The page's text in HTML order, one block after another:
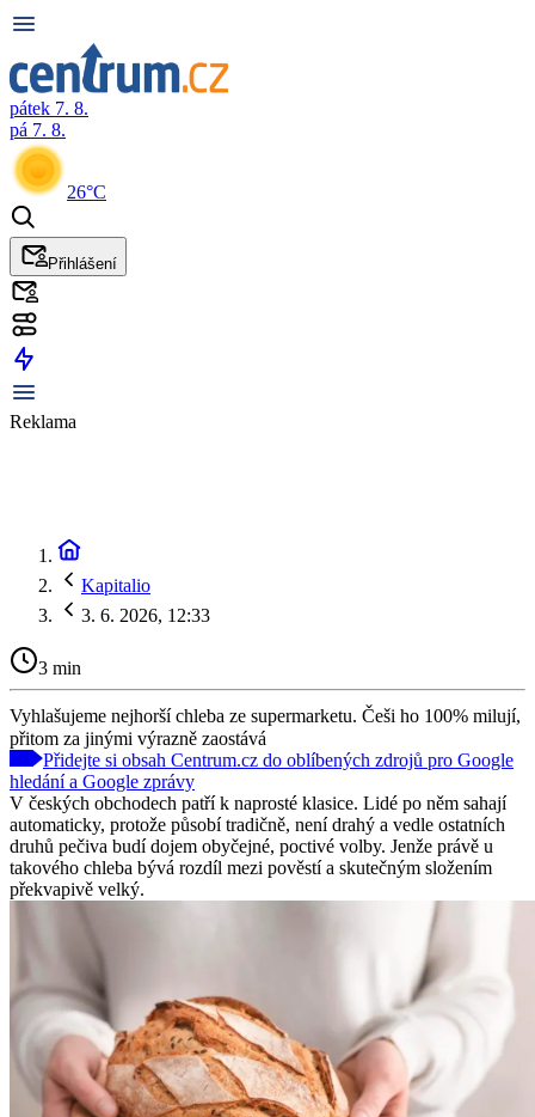
pátek 7. 8.
pá 7. 8.
26°C
Přihlášení
Reklama
Kapitalio
3. 6. 2026, 12:33
3 min
Vyhlašujeme nejhorší chleba ze supermarketu. Češi ho 100% milují,
přitom za jinými výrazně zaostává
Přidejte si obsah Centrum.cz do oblíbených zdrojů pro Google
hledání a Google zprávy
V českých obchodech patří k naprosté klasice. Lidé po něm sahají
automaticky, protože působí tradičně, není drahý a vedle ostatních
druhů pečiva budí dojem obyčejné, poctivé volby. Jenže právě u
takového chleba bývá rozdíl mezi pověstí a skutečným složením
překvapivě velký.